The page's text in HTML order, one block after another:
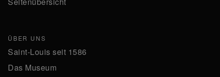
ÜBER UNS
Saint-Louis seit 1586
Das Museum